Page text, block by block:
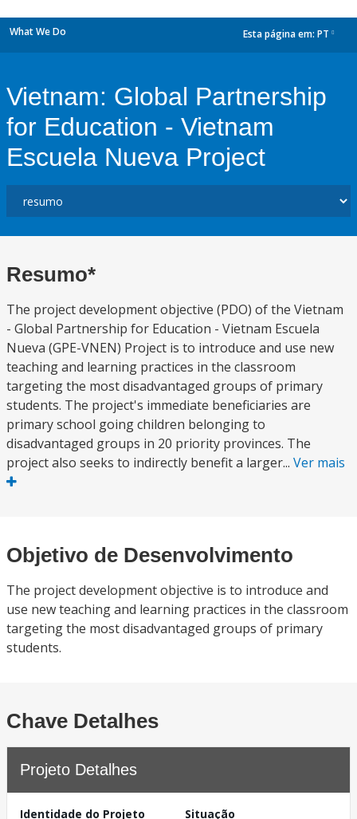
What We Do Esta página em: PT
Vietnam: Global Partnership
for Education - Vietnam
Escuela Nueva Project
Resumo*
The project development objective (PDO) of the Vietnam
- Global Partnership for Education - Vietnam Escuela
Nueva (GPE-VNEN) Project is to introduce and use new
teaching and learning practices in the classroom
targeting the most disadvantaged groups of primary
students. The project's immediate beneficiaries are
primary school going children belonging to
disadvantaged groups in 20 priority provinces. The
project also seeks to indirectly benefit a larger... Ver mais
Objetivo de Desenvolvimento
The project development objective is to introduce and
use new teaching and learning practices in the classroom
targeting the most disadvantaged groups of primary
students.
Chave Detalhes
Projeto Detalhes
Identidade do Projeto
Situação